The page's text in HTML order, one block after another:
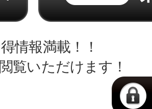
情報満載！！
覧いただけます！